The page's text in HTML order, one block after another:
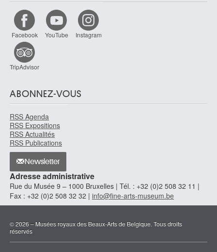
Facebook YouTube Instagram
TripAdvisor
ABONNEZ-VOUS
RSS Agenda
RSS Expositions
RSS Actualités
RSS Publications
Newsletter
Adresse administrative
Rue du Musée 9 – 1000 Bruxelles | Tél. : +32 (0)2 508 32 11 |
Fax : +32 (0)2 508 32 32 | info@fine-arts-museum.be
© 2026 – Musées royaux des Beaux-Arts de Belgique. Tous droits
réservés